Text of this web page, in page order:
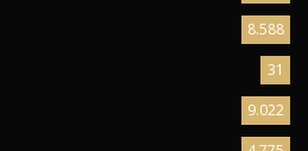
8.588
31
9.022